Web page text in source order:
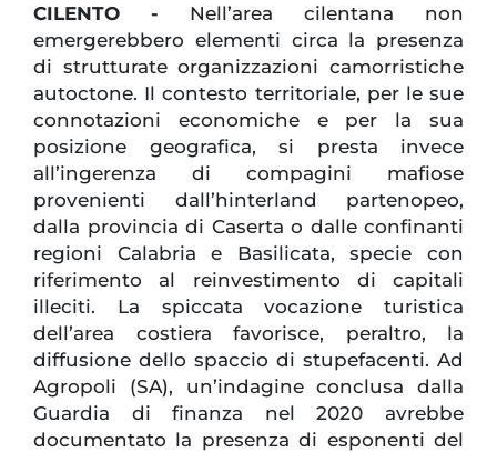
CILENTO - Nell’area cilentana non
emergerebbero elementi circa la presenza
di strutturate organizzazioni camorristiche
autoctone. Il contesto territoriale, per le sue
connotazioni economiche e per la sua
posizione geografica, si presta invece
all’ingerenza di compagini mafiose
provenienti dall’hinterland partenopeo,
dalla provincia di Caserta o dalle confinanti
regioni Calabria e Basilicata, specie con
riferimento al reinvestimento di capitali
illeciti. La spiccata vocazione turistica
dell’area costiera favorisce, peraltro, la
diffusione dello spaccio di stupefacenti. Ad
Agropoli (SA), un’indagine conclusa dalla
Guardia di finanza nel 2020 avrebbe
documentato la presenza di esponenti del